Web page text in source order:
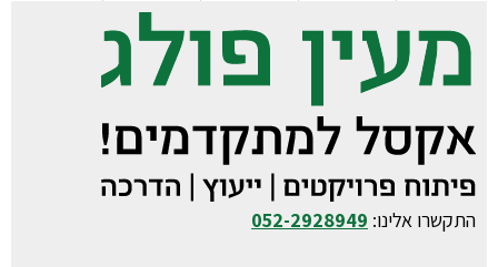
התקשרו אלינו: 052-2928949